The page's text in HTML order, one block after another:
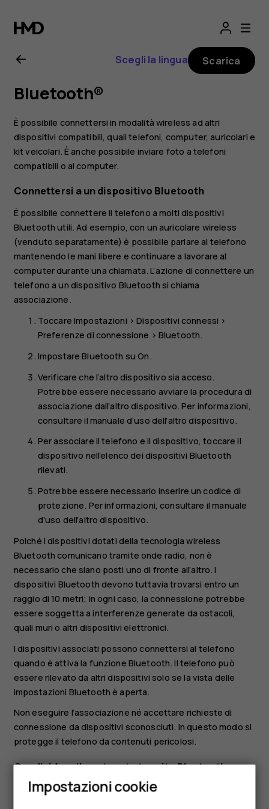
Manuale
d’uso
del
Nokia
2.3
Smartphone
Cellulari
Scegli la lingua Scarica
Bluetooth®
È possibile connettersi in modalità wireless ad altri
dispositivi compatibili, quali telefoni, computer, auricolari e
kit veicolari. È anche possibile inviare foto a telefoni
compatibili o al computer.
Connettersi a un dispositivo Bluetooth
È possibile connettere il telefono a molti dispositivi
Bluetooth utili. Ad esempio, con un auricolare wireless
(venduto separatamente) è possibile parlare al telefono
mantenendo le mani libere e continuare a lavorare al
computer durante una chiamata. L’azione di connettere un
telefono a un dispositivo Bluetooth si chiama
associazione.
ToccareImpostazioni >Dispositivi connessi >
Preferenze di connessione > Bluetooth.
ImpostareBluetooth suOn.
Verificare che l’altro dispositivo sia acceso.
Potrebbe essere necessario avviare la procedura di
associazione dall’altro dispositivo. Per informazioni,
consultare il manuale d’uso dell’altro dispositivo.
Per associare il telefono e il dispositivo, toccare il
dispositivo nell’elenco dei dispositivi Bluetooth
rilevati.
Potrebbe essere necessario inserire un codice di
protezione. Per informazioni, consultare il manuale
d’uso dell’altro dispositivo.
Poiché i dispositivi dotati della tecnologia wireless
Bluetooth comunicano tramite onde radio, non è
necessario che siano posti uno di fronte all’altro. I
dispositivi Bluetooth devono tuttavia trovarsi entro un
raggio di 10 metri; in ogni caso, la connessione potrebbe
essere soggetta a interferenze generate da ostacoli,
quali muri o altri dispositivi elettronici.
I dispositivi associati possono connettersi al telefono
quando è attiva la funzione Bluetooth. Il telefono può
essere rilevato da altri dispositivi solo se la vista delle
impostazioni Bluetooth è aperta.
Non eseguire l’associazione né accettare richieste di
connessione da dispositivi sconosciuti. In questo modo si
protegge il telefono da contenuti pericolosi.
Condividere il contenuto tramite Bluetooth
Se si desidera condividere foto o altri contenuti con un
Impostazioni cookie